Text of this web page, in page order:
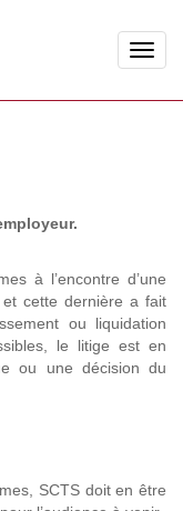
Toggle
à l’encontre d’une
cette dernière a fait
ou liquidation
le litige est en
ou une décision du
SCTS doit en être